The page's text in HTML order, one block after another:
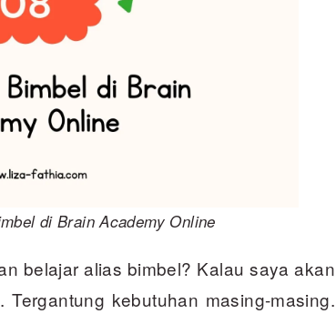
di Brain Academy Online
belajar alias bimbel? Kalau saya akan
kebutuhan masing-masing.